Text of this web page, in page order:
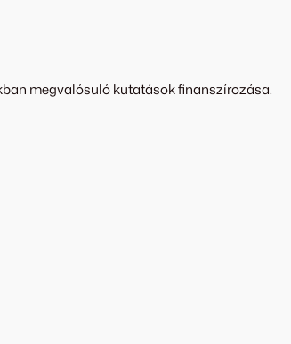
megvalósuló kutatások finanszírozása.